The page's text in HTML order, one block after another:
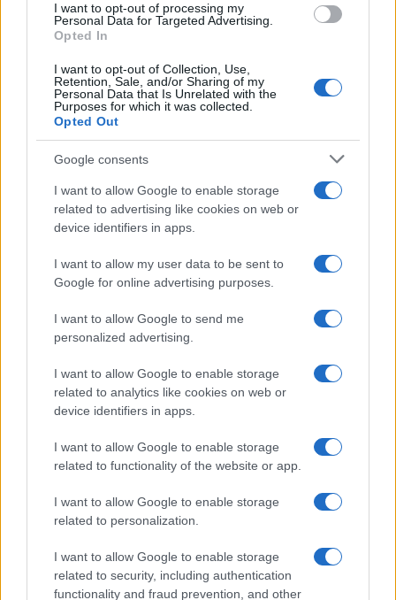
consent section.
I want to opt-out of processing my
Personal Data for Targeted Advertising.
Opted In
I want to opt-out of Collection, Use,
Retention, Sale, and/or Sharing of my
Personal Data that Is Unrelated with the
Purposes for which it was collected.
Opted Out
Google consents
I want to allow Google to enable storage
related to advertising like cookies on web or
device identifiers in apps.
I want to allow my user data to be sent to
Google for online advertising purposes.
I want to allow Google to send me
personalized advertising.
I want to allow Google to enable storage
related to analytics like cookies on web or
device identifiers in apps.
I want to allow Google to enable storage
related to functionality of the website or app.
I want to allow Google to enable storage
related to personalization.
I want to allow Google to enable storage
related to security, including authentication
functionality and fraud prevention, and other
Seguici su Google News
TRIBUNALE DI NOCERA INFERIORE N. 6/2020 - RG N. 1338/2020
ISCRIZIONE AL ROC N. 35792 – ISCRITTA ALL’ANSO (ASSOCIAZIONE
NAZIONALE STAMPA ONLINE)
Privacy e Notifiche